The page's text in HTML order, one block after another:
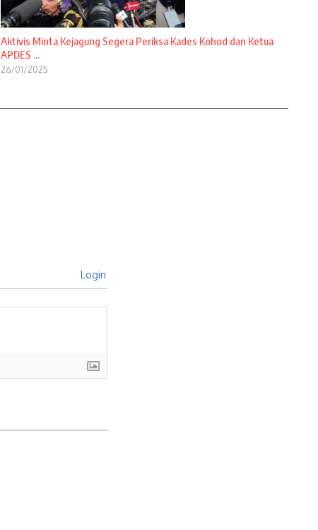
Aktivis Minta Kejagung Segera Periksa Kades Kohod dan Ketua
APDES ...
26/01/2025
Login